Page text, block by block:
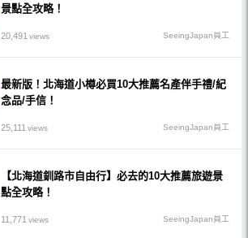
景點全攻略！
20,491views SeeingJapan員工
最新版！北海道小樽必買10大推薦名產伴手禮/紀
念品/手信！
25,111views SeeingJapan員工
【北海道釧路市自由行】必去的10大推薦旅遊景
點全攻略！
11,771views SeeingJapan員工